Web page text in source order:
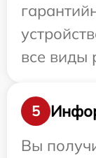
все виды
5
Вы